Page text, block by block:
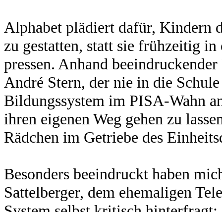
Alphabet plädiert dafür, Kindern
zu gestatten, statt sie frühzeitig
pressen. Anhand
André Stern, der nie in die
Bildungssystem im PISA-Wahn
ihren eigenen Weg gehen zu
Rädchen im Getriebe des
Besonders beeindruckt haben
Sattelberger, dem ehemaligen